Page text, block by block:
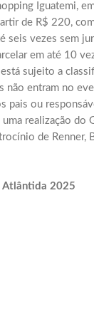
Iguatemi,
de R$ 220,
seis vezes sem
em até 10
sujeito a
não entram no
pais ou
realização do
de Renner,
Atlântida 2025